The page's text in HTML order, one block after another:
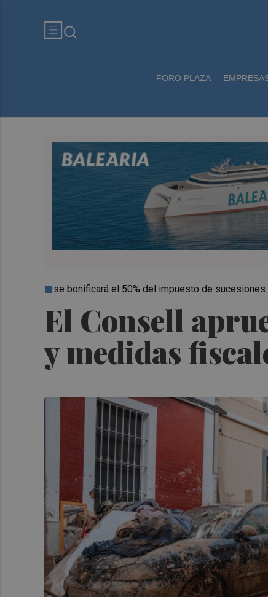
FORO PLAZA
El Consell
y medidas
se bonificará el 50% del impuesto de